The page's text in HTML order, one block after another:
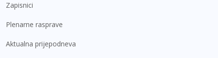
Zapisnici
Plenarne rasprave
Aktualna prijepodneva